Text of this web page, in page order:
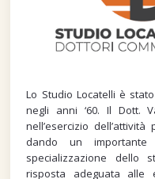
Lo Studio Locatelli è
negli anni ‘60. Il Dott.
nell’esercizio
dando un
specializzazione dello
risposta adeguata alle